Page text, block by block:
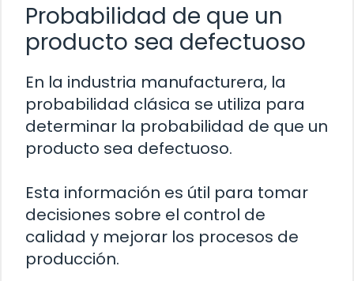
Probabilidad de que un
producto sea defectuoso
En la industria manufacturera, la
probabilidad clásica se utiliza para
determinar la probabilidad de que un
producto sea defectuoso.
Esta información es útil para tomar
decisiones sobre el control de
calidad y mejorar los procesos de
producción.